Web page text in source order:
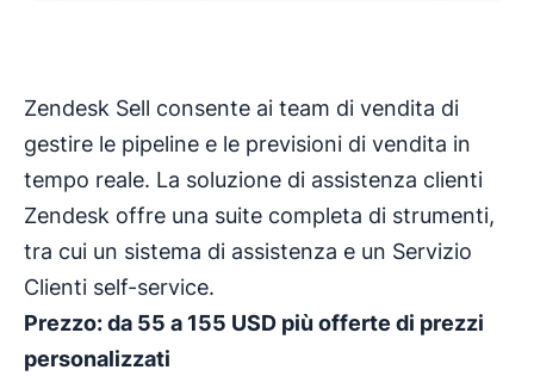
Zendesk Sell consente ai team di vendita di
gestire le pipeline e le previsioni di vendita in
tempo reale. La soluzione di assistenza clienti
Zendesk offre una suite completa di strumenti,
tra cui un sistema di assistenza e un Servizio
Clienti self-service.
Prezzo: da 55 a 155 USD più offerte di prezzi
personalizzati